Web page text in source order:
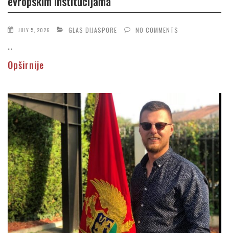
JULY 5, 2026 GLAS DIJASPORE NO COMMENTS
...
Opširnije